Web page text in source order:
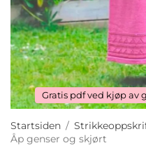
Gratis pdf ved kjøp av
Startsiden /
Åp genser og skjørt